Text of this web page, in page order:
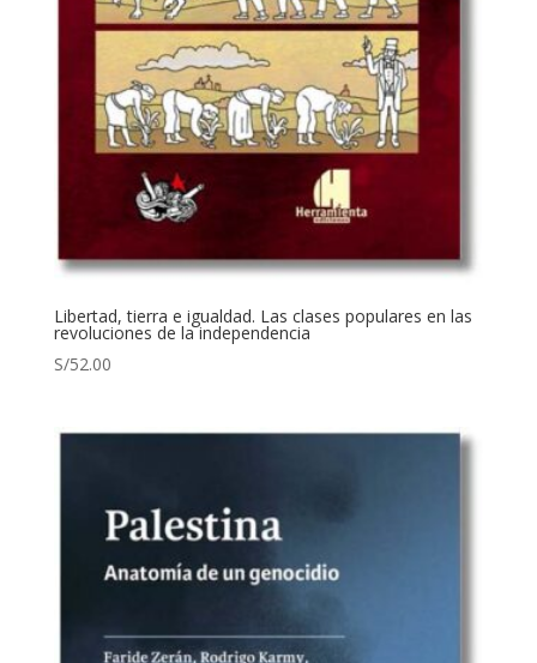
Libertad, tierra e igualdad. Las clases populares en las
revoluciones de la independencia
S/52.00